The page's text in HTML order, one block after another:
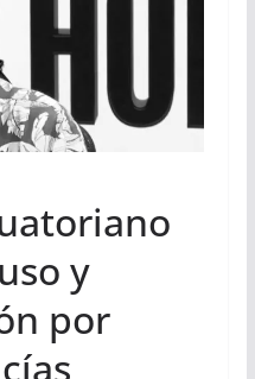
y
por